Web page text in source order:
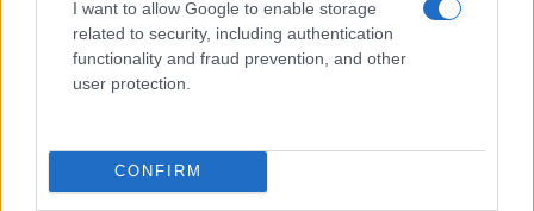
I want to allow Google to enable storage
related to security, including authentication
functionality and fraud prevention, and other
user protection.
CONFIRM